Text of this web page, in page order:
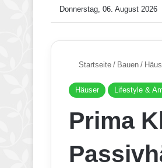
Donnerstag, 06. August 2026
Startseite / Bauen /
Häuser Lifestyle &
Prima